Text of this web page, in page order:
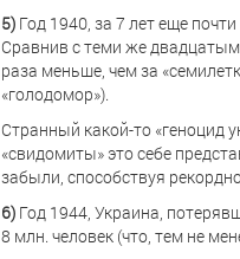
5) Год 1940, за 7 лет еще
Сравнив с теми же
раза меньше, чем за
«голодомор»).
Странный какой-то «геноцид
«свидомиты» это себе
забыли, способствуя
6) Год 1944, Украина,
8 млн. человек (что, тем не